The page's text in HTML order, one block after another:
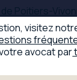
Poitiers-
visitez
avocat par